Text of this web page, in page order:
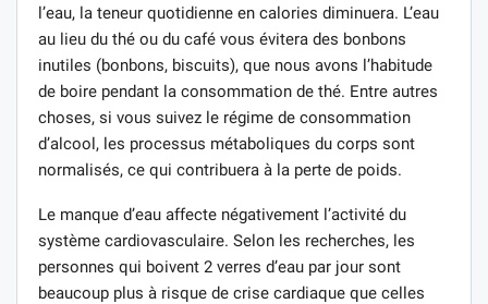
l’eau, la teneur quotidienne en calories diminuera. L’eau
au lieu du thé ou du café vous évitera des bonbons
inutiles (bonbons, biscuits), que nous avons l’habitude
de boire pendant la consommation de thé. Entre autres
choses, si vous suivez le régime de consommation
d’alcool, les processus métaboliques du corps sont
normalisés, ce qui contribuera à la perte de poids.
Le manque d’eau affecte négativement l’activité du
système cardiovasculaire. Selon les recherches, les
personnes qui boivent 2 verres d’eau par jour sont
beaucoup plus à risque de crise cardiaque que celles